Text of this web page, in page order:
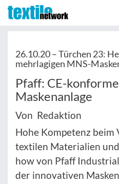
26.10.20 –Türchen 23:
mehrlagigen MNS-
Pfaff: CE-
Maskenanlage
Von Redaktion
Hohe Kompetenz beim
textilen Materialien
how von Pfaff
der innovativen